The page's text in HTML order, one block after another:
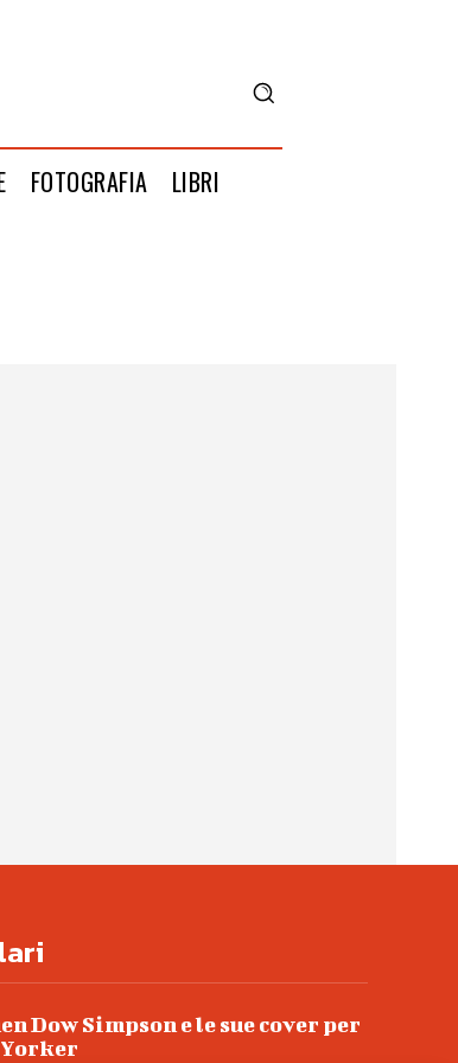
FOTOGRAFIA LIBRI
Dow Simpson e le sue cover per